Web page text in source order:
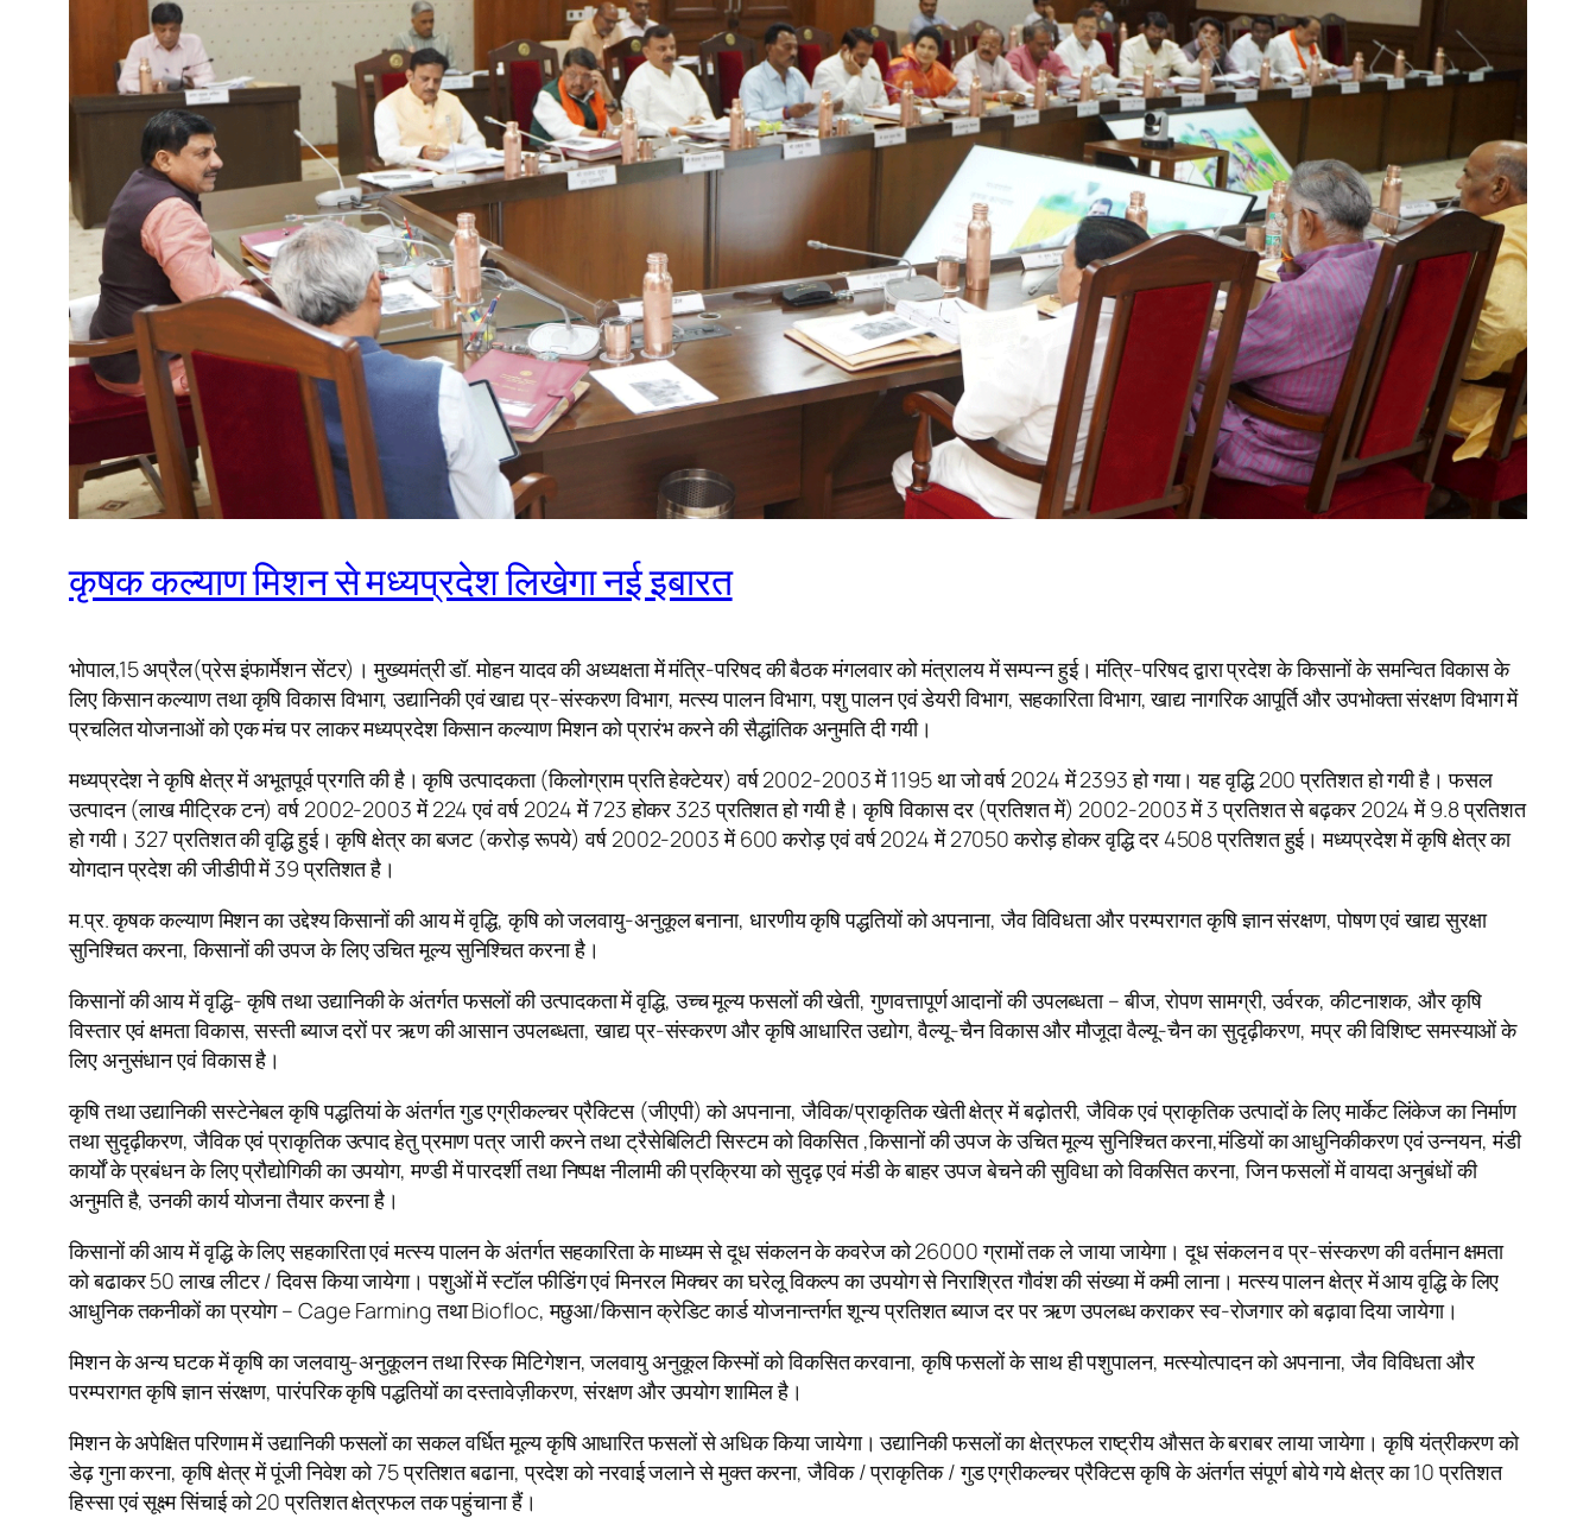
कृषक कल्याण मिशन से मध्यप्रदेश लिखेगा नई इबारत
भोपाल,15 अप्रैल(प्रेस इंफार्मेशन सेंटर)। मुख्यमंत्री डॉ. मोहन यादव की अध्यक्षता में मंत्रि-परिषद की बैठक मंगलवार को मंत्रालय में सम्पन्न हुई। मंत्रि-परिषद द्वारा प्रदेश के किसानों के समन्वित विकास के
लिए किसान कल्याण तथा कृषि विकास विभाग, उद्यानिकी एवं खाद्य प्र-संस्करण विभाग, मत्स्य पालन विभाग, पशु पालन एवं डेयरी विभाग, सहकारिता विभाग, खाद्य नागरिक आपूर्ति और उपभोक्ता संरक्षण विभाग में
प्रचलित योजनाओं को एक मंच पर लाकर मध्यप्रदेश किसान कल्याण मिशन को प्रारंभ करने की सैद्धांतिक अनुमति दी गयी।
मध्यप्रदेश ने कृषि क्षेत्र में अभूतपूर्व प्रगति की है। कृषि उत्पादकता (किलोग्राम प्रति हेक्टेयर) वर्ष 2002-2003 में 1195 था जो वर्ष 2024 में 2393 हो गया। यह वृद्धि 200 प्रतिशत हो गयी है। फसल
उत्पादन (लाख मीट्रिक टन) वर्ष 2002-2003 में 224 एवं वर्ष 2024 में 723 होकर 323 प्रतिशत हो गयी है। कृषि विकास दर (प्रतिशत में) 2002-2003 में 3 प्रतिशत से बढ़कर 2024 में 9.8 प्रतिशत
हो गयी। 327 प्रतिशत की वृद्धि हुई। कृषि क्षेत्र का बजट (करोड़ रूपये) वर्ष 2002-2003 में 600 करोड़ एवं वर्ष 2024 में 27050 करोड़ होकर वृद्धि दर 4508 प्रतिशत हुई। मध्यप्रदेश में कृषि क्षेत्र का
योगदान प्रदेश की जीडीपी में 39 प्रतिशत है।
म.प्र. कृषक कल्याण मिशन का उद्देश्य किसानों की आय में वृद्धि, कृषि को जलवायु-अनुकूल बनाना, धारणीय कृषि पद्धतियों को अपनाना, जैव विविधता और परम्परागत कृषि ज्ञान संरक्षण, पोषण एवं खाद्य सुरक्षा
सुनिश्चित करना, किसानों की उपज के लिए उचित मूल्य सुनिश्चित करना है।
किसानों की आय में वृद्धि- कृषि तथा उद्यानिकी के अंतर्गत फसलों की उत्पादकता में वृद्धि, उच्च मूल्य फसलों की खेती, गुणवत्तापूर्ण आदानों की उपलब्धता – बीज, रोपण सामग्री, उर्वरक, कीटनाशक, और कृषि
विस्तार एवं क्षमता विकास, सस्ती ब्याज दरों पर ऋण की आसान उपलब्धता, खाद्य प्र-संस्करण और कृषि आधारित उद्योग, वैल्यू-चैन विकास और मौजूदा वैल्यू-चैन का सुदृढ़ीकरण, मप्र की विशिष्ट समस्याओं के
लिए अनुसंधान एवं विकास है।
कृषि तथा उद्यानिकी सस्टेनेबल कृषि पद्धतियां के अंतर्गत गुड एग्रीकल्चर प्रैक्टिस (जीएपी) को अपनाना, जैविक/प्राकृतिक खेती क्षेत्र में बढ़ोतरी, जैविक एवं प्राकृतिक उत्पादों के लिए मार्केट लिंकेज का निर्माण
तथा सुदृढ़ीकरण, जैविक एवं प्राकृतिक उत्पाद हेतु प्रमाण पत्र जारी करने तथा ट्रैसेबिलिटी सिस्टम को विकसित ,किसानों की उपज के उचित मूल्य सुनिश्चित करना,मंडियों का आधुनिकीकरण एवं उन्नयन, मंडी
कार्यों के प्रबंधन के लिए प्रौद्योगिकी का उपयोग, मण्डी में पारदर्शी तथा निष्पक्ष नीलामी की प्रक्रिया को सुदृढ़ एवं मंडी के बाहर उपज बेचने की सुविधा को विकसित करना, जिन फसलों में वायदा अनुबंधों की
अनुमति है, उनकी कार्य योजना तैयार करना है।
किसानों की आय में वृद्धि के लिए सहकारिता एवं मत्स्य पालन के अंतर्गत सहकारिता के माध्यम से दूध संकलन के कवरेज को 26000 ग्रामों तक ले जाया जायेगा। दूध संकलन व प्र-संस्करण की वर्तमान क्षमता
को बढाकर 50 लाख लीटर / दिवस किया जायेगा। पशुओं में स्टॉल फीडिंग एवं मिनरल मिक्चर का घरेलू विकल्प का उपयोग से निराश्रित गौवंश की संख्या में कमी लाना। मत्स्य पालन क्षेत्र में आय वृद्धि के लिए
आधुनिक तकनीकों का प्रयोग – Cage Farming तथा Biofloc, मछुआ/किसान क्रेडिट कार्ड योजनान्तर्गत शून्य प्रतिशत ब्याज दर पर ऋण उपलब्ध कराकर स्व-रोजगार को बढ़ावा दिया जायेगा।
मिशन के अन्य घटक में कृषि का जलवायु-अनुकूलन तथा रिस्क मिटिगेशन, जलवायु अनुकूल किस्मों को विकसित करवाना, कृषि फसलों के साथ ही पशुपालन, मत्स्योत्पादन को अपनाना, जैव विविधता और
परम्परागत कृषि ज्ञान संरक्षण, पारंपरिक कृषि पद्धतियों का दस्तावेज़ीकरण, संरक्षण और उपयोग शामिल है।
मिशन के अपेक्षित परिणाम में उद्यानिकी फसलों का सकल वर्धित मूल्य कृषि आधारित फसलों से अधिक किया जायेगा। उद्यानिकी फसलों का क्षेत्रफल राष्ट्रीय औसत के बराबर लाया जायेगा। कृषि यंत्रीकरण को
डेढ़ गुना करना, कृषि क्षेत्र में पूंजी निवेश को 75 प्रतिशत बढाना, प्रदेश को नरवाई जलाने से मुक्त करना, जैविक / प्राकृतिक / गुड एग्रीकल्चर प्रैक्टिस कृषि के अंतर्गत संपूर्ण बोये गये क्षेत्र का 10 प्रतिशत
हिस्सा एवं सूक्ष्म सिंचाई को 20 प्रतिशत क्षेत्रफल तक पहुंचाना हैं।